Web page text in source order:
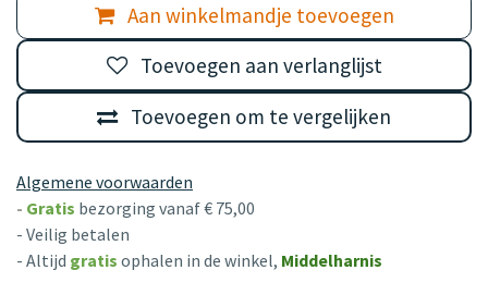
Aan winkelmandje toevoegen
Toevoegen om te vergelijken
Toevoegen aan verlanglijst
Algemene voorwaarden
- Gratis bezorging vanaf € 75,00
- Veilig betalen
- Altijd gratis ophalen in de winkel, Middelharnis